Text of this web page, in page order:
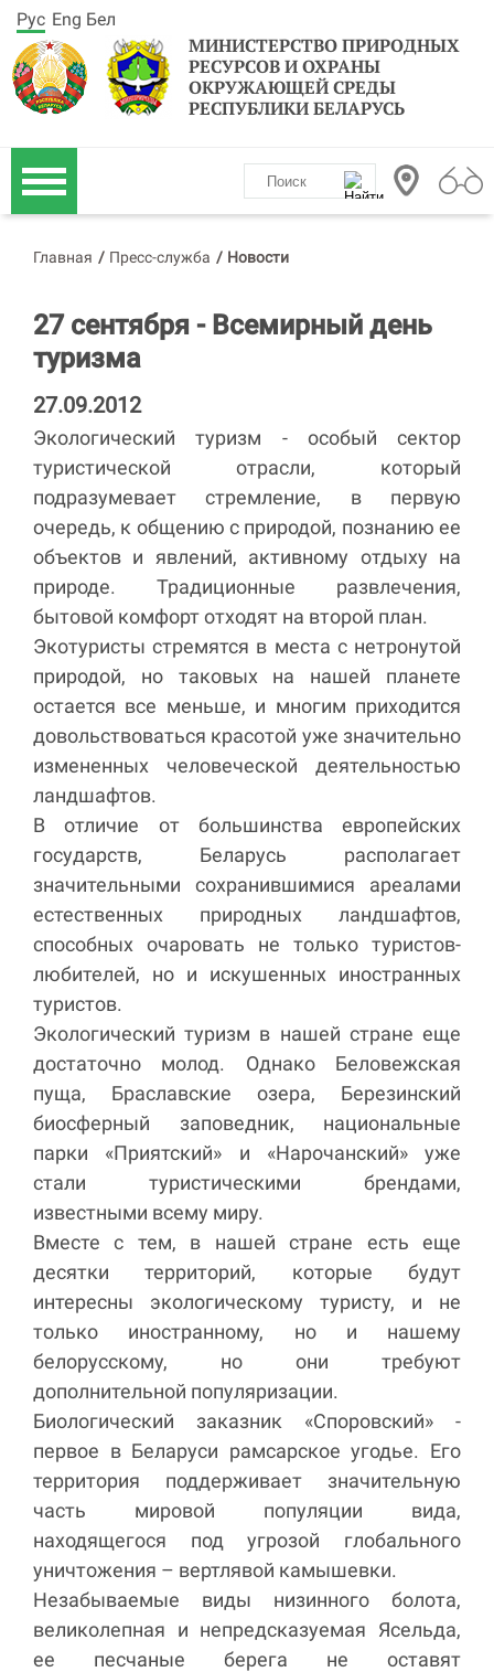
МИНИСТЕРСТВО ПРИРОДНЫХ
РЕСУРСОВ И ОХРАНЫ
ОКРУЖАЮЩЕЙ СРЕДЫ
РЕСПУБЛИКИ БЕЛАРУСЬ
Рус Eng Бел
Главная / Пресс-служба / Новости
27 сентября - Всемирный день
туризма
27.09.2012
Экологический туризм - особый сектор
туристической отрасли, который
подразумевает стремление, в первую
очередь, к общению с природой, познанию ее
объектов и явлений, активному отдыху на
природе. Традиционные развлечения,
бытовой комфорт отходят на второй план.
Экотуристы стремятся в места с нетронутой
природой, но таковых на нашей планете
остается все меньше, и многим приходится
довольствоваться красотой уже значительно
измененных человеческой деятельностью
ландшафтов.
В отличие от большинства европейских
государств, Беларусь располагает
значительными сохранившимися ареалами
естественных природных ландшафтов,
способных очаровать не только туристов-
любителей, но и искушенных иностранных
туристов.
Экологический туризм в нашей стране еще
достаточно молод. Однако Беловежская
пуща, Браславские озера, Березинский
биосферный заповедник, национальные
парки «Приятский» и «Нарочанский» уже
стали туристическими брендами,
известными всему миру.
Вместе с тем, в нашей стране есть еще
десятки территорий, которые будут
интересны экологическому туристу, и не
только иностранному, но и нашему
белорусскому, но они требуют
дополнительной популяризации.
Биологический заказник «Споровский» -
первое в Беларуси рамсарское угодье. Его
территория поддерживает значительную
часть мировой популяции вида,
находящегося под угрозой глобального
уничтожения – вертлявой камышевки.
Незабываемые виды низинного болота,
великолепная и непредсказуемая Ясельда,
ее песчаные берега не оставят